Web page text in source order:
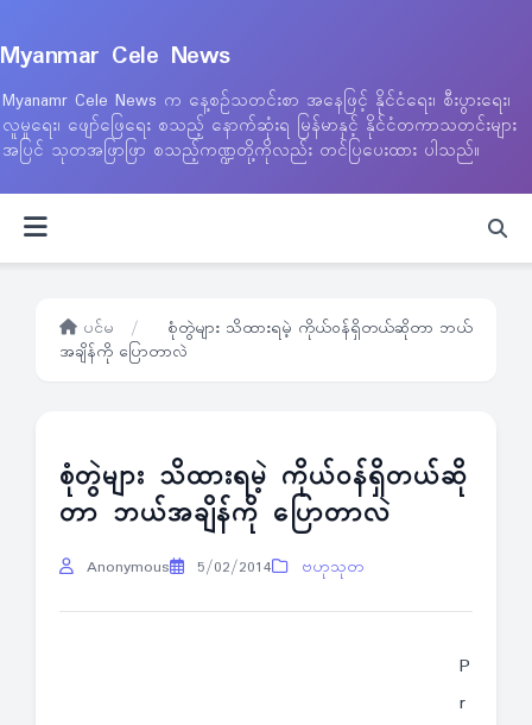
Myanmar Cele News
Myanamr Cele News က နေ့စဉ်သတင်းစာ အနေဖြင့် နိုင်ငံရေး၊ စီးပွားရေး၊
လူမှုရေး၊ ဖျော်ဖြေရေး စသည့် နောက်ဆုံးရ မြန်မာနှင့် နိုင်ငံတကာသတင်းများ
အပြင် သုတအဖြာဖြာ စသည့်ကဏ္ဍတို့ကိုလည်း တင်ပြပေးထား ပါသည်။
ပင်မ /
စုံတွဲများ သိထားရမဲ့ ကိုယ်ဝန်ရှိတယ်ဆိုတာ ဘယ်
အချိန်ကို ပြောတာလဲ
စုံတွဲများ သိထားရမဲ့ ကိုယ်ဝန်ရှိတယ်ဆို
တာ ဘယ်အချိန်ကို ပြောတာလဲ
Anonymous 5/02/2014 ဗဟုသုတ
P
r